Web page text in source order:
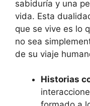
sabiduría y una
vida. Esta
que se vive es lo
no sea
de su viaje
Historias